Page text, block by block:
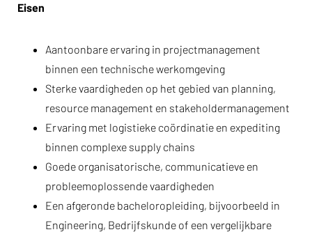
Eisen
Aantoonbare ervaring in projectmanagement
binnen een technische werkomgeving
Sterke vaardigheden op het gebied van planning,
resource management en stakeholdermanagement
Ervaring met logistieke coördinatie en expediting
binnen complexe supply chains
Goede organisatorische, communicatieve en
probleemoplossende vaardigheden
Een afgeronde bacheloropleiding, bijvoorbeeld in
Engineering, Bedrijfskunde of een vergelijkbare